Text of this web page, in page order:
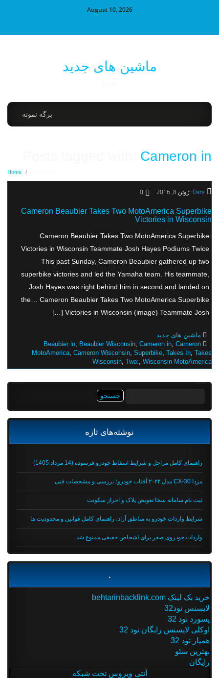
August 10, 2026
ماشین های جدید
برگه نمونه
Posts tagged with:Cameron in
Home
Date: ژوئن 8, 2016 0
Cameron Beaubier Takes Two MotoAmerica Superbike
Victories in Wisconsin
Cameron Beaubier Takes Two MotoAmerica Superbike
Victories in Wisconsin Teammate Josh Hayes Podiums Twice
This past Sunday, Cameron Beaubier gathered up two
superbike victories and led the Yamaha team. His teammate,
Josh Hayes was right behind him in second and landed on
the… Cameron Beaubier Takes Two MotoAmerica Superbike
Victories in Wisconsin (image) Teammate Josh […]
ماشین های جدید
Beaubier in,Beaubier Wisconsin,Cameron in,Cameron
MotoAmerica,Cameron Wisconsin,Superbike,Takes In,Takes
Wisconsin,Two:,Wisconsin MotoAmerica
نوشته‌های تازه
راهنمای کامل مراحل و شرایط اسقاط خودرو فرسوده (14 مرداد 1405)
مزدا CX-30 مدل ۲۰۲۴ آفتاب خودرو؛ بررسی و مشخصات فنی
ثبت نام سامانه سخا تعویض پلاک و احراز سکونت
شرایط واردات خودرو به مناطق آزاد، راهنمای کامل قوانین و محدودیت ها
واردات خودروی صفر برای اشخاص حقیقی ممنوع شد
خرید بک لینک behtarinbacklink.com
لایسنس نود32
پسورد نود 32
اوکلی لایسنس رایگان نود 32
همیار نود 32
بهترین سئو
رایگان
آنتی ویروس تحت شبکه